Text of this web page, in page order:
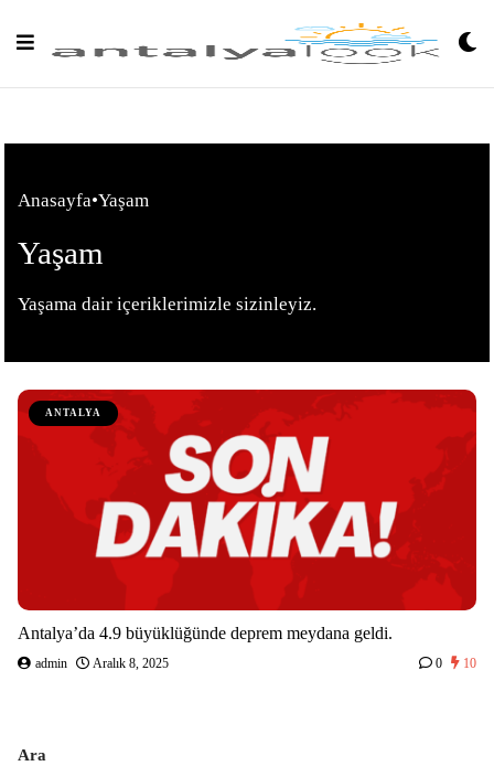
Anasayfa•Yaşam
Yaşam
Yaşama dair içeriklerimizle sizinleyiz.
ANTALYA
Antalya’da 4.9 büyüklüğünde deprem meydana geldi.
admin Aralık 8, 2025 0 10
Ara